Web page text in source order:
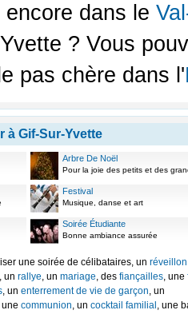
encore dans le
? Vous
pas chère dans l'
à Gif-Sur-Yvette
Arbre De Noël
Pour la joie des petits et des
Festival
Musique, danse et art
Soirée Étudiante
Bonne ambiance assurée
une soirée de célibataires, un
, un rallye, un mariage, des fiançailles, une
, un enterrement de vie de garçon, un
une communion, un cocktail familial , une